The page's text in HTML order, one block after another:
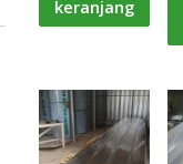
keranjang